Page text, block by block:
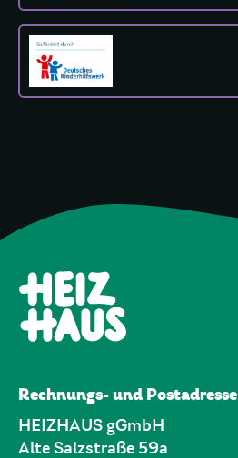
Rechnungs- und Postadresse
HEIZHAUS gGmbH
Alte Salzstraße 59a